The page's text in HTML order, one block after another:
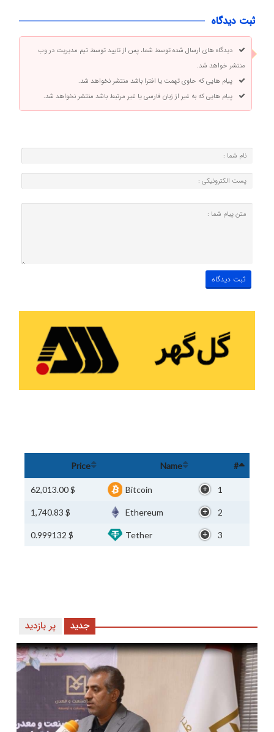
ثبت دیدگاه
دیدگاه های ارسال شده توسط شما، پس از تایید توسط تیم مدیریت در وب
منتشر خواهد شد.
پیام هایی که حاوی تهمت یا افترا باشد منتشر نخواهد شد.
پیام هایی که به غیر از زبان فارسی یا غیر مرتبط باشد منتشر نخواهد شد.
#
Name
Price
1
Bitcoin
$ 62,013.00
2
Ethereum
$ 1,740.83
3
Tether
$ 0.999132
پر بازدید جدید